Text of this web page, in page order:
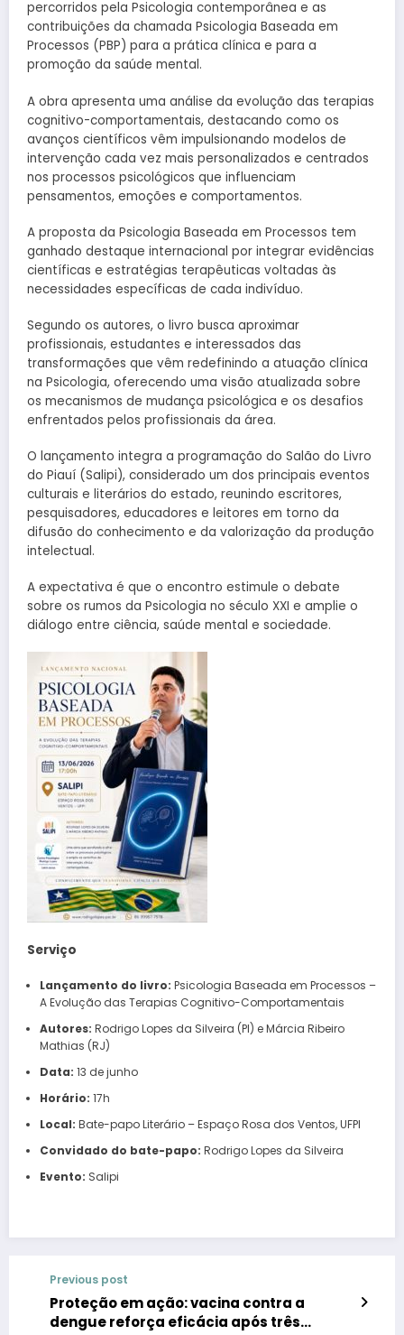
percorridos pela Psicologia contemporânea e as
contribuições da chamada Psicologia Baseada em
Processos (PBP) para a prática clínica e para a
promoção da saúde mental.
A obra apresenta uma análise da evolução das terapias
cognitivo-comportamentais, destacando como os
avanços científicos vêm impulsionando modelos de
intervenção cada vez mais personalizados e centrados
nos processos psicológicos que influenciam
pensamentos, emoções e comportamentos.
A proposta da Psicologia Baseada em Processos tem
ganhado destaque internacional por integrar evidências
científicas e estratégias terapêuticas voltadas às
necessidades específicas de cada indivíduo.
Segundo os autores, o livro busca aproximar
profissionais, estudantes e interessados das
transformações que vêm redefinindo a atuação clínica
na Psicologia, oferecendo uma visão atualizada sobre
os mecanismos de mudança psicológica e os desafios
enfrentados pelos profissionais da área.
O lançamento integra a programação do Salão do Livro
do Piauí (Salipi), considerado um dos principais eventos
culturais e literários do estado, reunindo escritores,
pesquisadores, educadores e leitores em torno da
difusão do conhecimento e da valorização da produção
intelectual.
A expectativa é que o encontro estimule o debate
sobre os rumos da Psicologia no século XXI e amplie o
diálogo entre ciência, saúde mental e sociedade.
Serviço
Lançamento do livro: Psicologia Baseada em Processos –
A Evolução das Terapias Cognitivo-Comportamentais
Autores: Rodrigo Lopes da Silveira (PI) e Márcia Ribeiro
Mathias (RJ)
Data: 13 de junho
Horário: 17h
Local: Bate-papo Literário – Espaço Rosa dos Ventos, UFPI
Convidado do bate-papo: Rodrigo Lopes da Silveira
Evento: Salipi
Previous post
Proteção em ação: vacina contra a
dengue reforça eficácia após três